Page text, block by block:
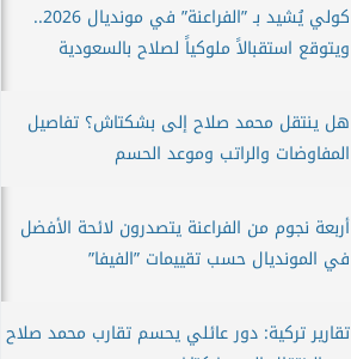
كولي يُشيد بـ ”الفراعنة” في مونديال 2026..
ويتوقع استقبالاً ملوكياً لصلاح بالسعودية
هل ينتقل محمد صلاح إلى بشكتاش؟ تفاصيل
المفاوضات والراتب وموعد الحسم
أربعة نجوم من الفراعنة يتصدرون لائحة الأفضل
في المونديال حسب تقييمات ”الفيفا”
تقارير تركية: دور عائلي يحسم تقارب محمد صلاح